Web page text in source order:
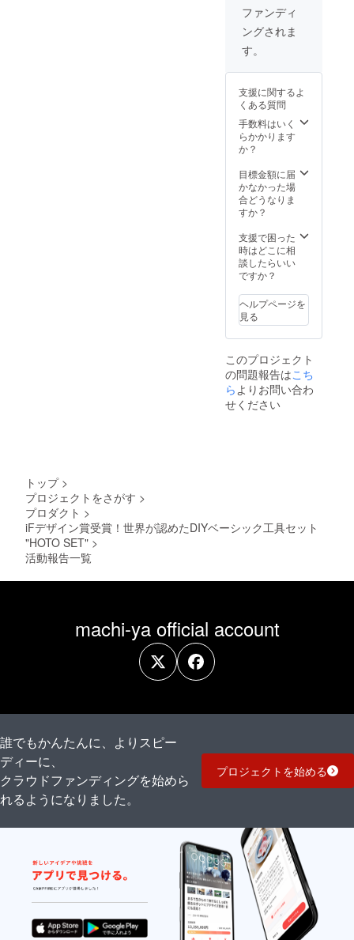
ン
プなど
開始予
定で
す。
いま
す。 ※
類似商
可能性
があり
ます。
ご了承
頂いた
上でご
様お願
い致し
ます。
からオ
ンライ
ン
ショッ
にて一
般販売
開始予
定で
荷時期
が遅れ
る場合
※皆様の
により
量産効
率が向
上した
売価格
が販売
予定価
可能性
もござ
いま
す。 ※
品が発
生する
可能性
があり
ご了承
頂いた
上でご
支援頂
けます
ショッ
ファンディ
ングされま
す。
支援に関するよ
くある質問
手数料はいく
らかかります
か？
目標金額に届
かなかった場
合どうなりま
すか？
支援で困った
時はどこに相
談したらいい
ですか？
ヘルプページを
見る
このプロジェクト
の問題報告はこち
らよりお問い合わ
せください
トップ >
プロジェクトをさがす >
プロダクト >
iFデザイン賞受賞！世界が認めたDIYベーシック工具セット
"HOTO SET" >
活動報告一覧
machi-ya official account
誰でもかんたんに、よりスピー
ディーに、
クラウドファンディングを始めら
れるようになりました。
プロジェクトを始める